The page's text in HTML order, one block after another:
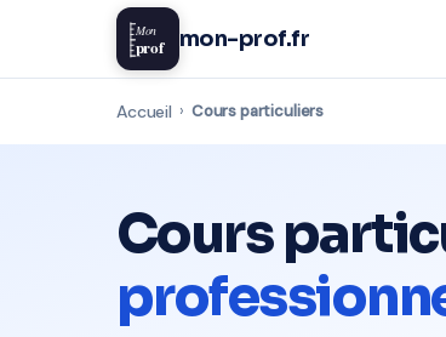
Mon
prof mon-prof.fr
Accueil › Cours particuliers
Cours